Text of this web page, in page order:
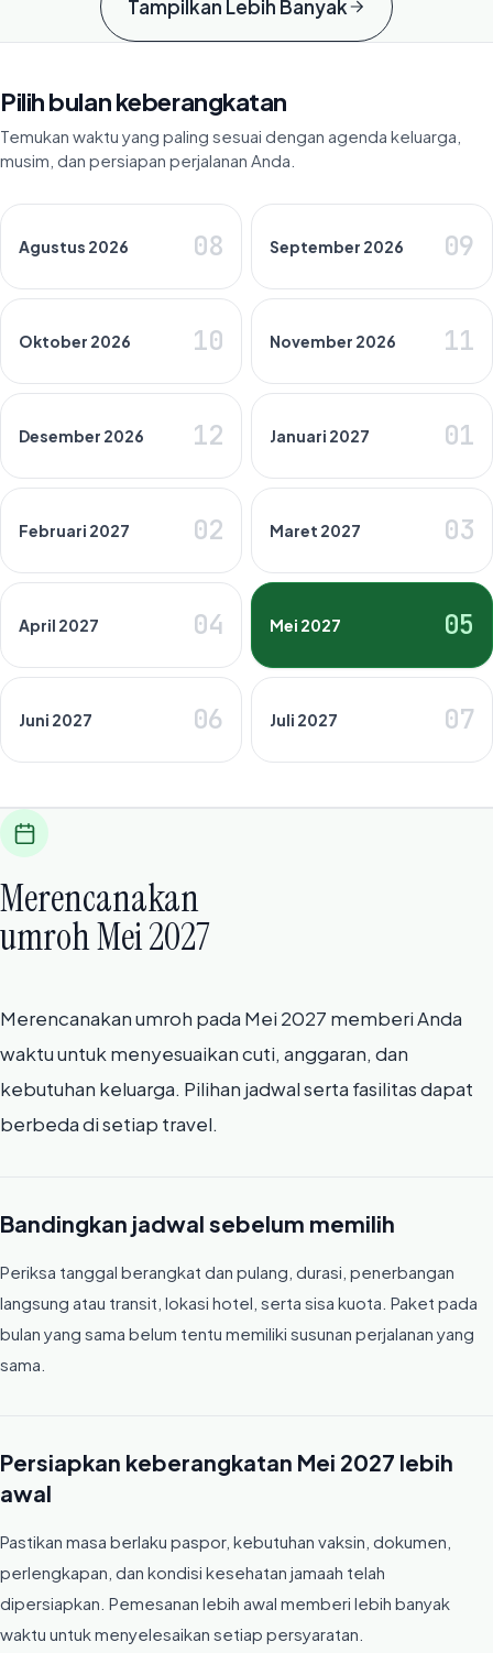
Tampilkan Lebih Banyak
Pilih bulan keberangkatan
Temukan waktu yang paling sesuai dengan agenda keluarga,
musim, dan persiapan perjalanan Anda.
Agustus 2026 08 September 2026 09
Oktober 2026 10 November 2026 11
Desember 2026 12 Januari 2027 01
Februari 2027 02 Maret 2027 03
April 2027 04 Mei 2027 05
Juni 2027 06 Juli 2027 07
Merencanakan
umroh Mei 2027
Merencanakan umroh pada Mei 2027 memberi Anda
waktu untuk menyesuaikan cuti, anggaran, dan
kebutuhan keluarga. Pilihan jadwal serta fasilitas dapat
berbeda di setiap travel.
Bandingkan jadwal sebelum memilih
Periksa tanggal berangkat dan pulang, durasi, penerbangan
langsung atau transit, lokasi hotel, serta sisa kuota. Paket pada
bulan yang sama belum tentu memiliki susunan perjalanan yang
sama.
Persiapkan keberangkatan Mei 2027 lebih
awal
Pastikan masa berlaku paspor, kebutuhan vaksin, dokumen,
perlengkapan, dan kondisi kesehatan jamaah telah
dipersiapkan. Pemesanan lebih awal memberi lebih banyak
waktu untuk menyelesaikan setiap persyaratan.